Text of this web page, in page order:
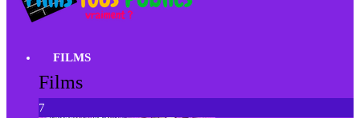
FILMS
Films
7